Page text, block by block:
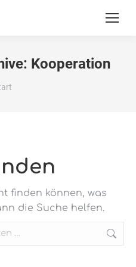
Kooperation
finden können, was
die Suche helfen.